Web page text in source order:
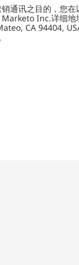
通讯之目的，您
Inc.详细
CA 94404,